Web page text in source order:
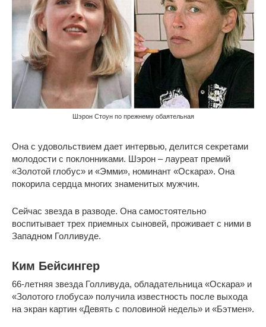
Шэрон Стоун по прежнему обаятельная
Она с удовольствием дает интервью, делится секретами
молодости с поклонниками. Шэрон – лауреат премий
«Золотой глобус» и «Эмми», номинант «Оскара». Она
покорила сердца многих знаменитых мужчин.
Сейчас звезда в разводе. Она самостоятельно
воспитывает трех приемных сыновей, проживает с ними в
Западном Голливуде.
Ким Бейсингер
66-летняя звезда Голливуда, обладательница «Оскара» и
«Золотого глобуса» получила известность после выхода
на экран картин «Девять с половиной недель» и «Бэтмен».